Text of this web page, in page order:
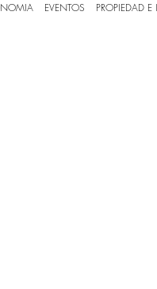
EVENTOS PROPIEDAD E